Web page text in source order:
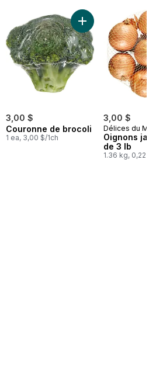
Cerises rouges au panier
3,00 $
Couronne de brocoli
1 ea, 3,00 $/1ch
Ajouter Couronne
3,00 $
Délices du
Oignons
de 3 lb
1.36 kg, 0,22